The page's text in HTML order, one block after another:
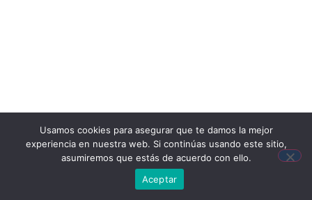
Usamos cookies para asegurar que te damos la mejor
experiencia en nuestra web. Si continúas usando este sitio,
asumiremos que estás de acuerdo con ello.
Aceptar